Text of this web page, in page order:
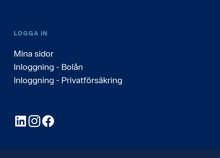
LOGGA IN
Mina sidor
Inloggning - Bolån
Inloggning - Privatförsäkring
LinkedInInstagram